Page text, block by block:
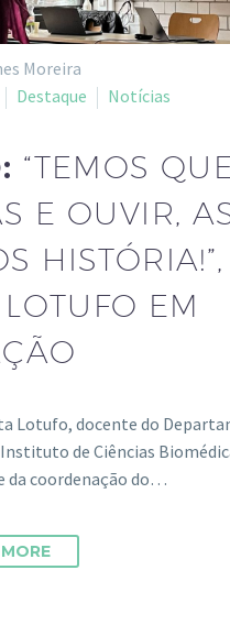
Moreira
Destaque Notícias
“TEMOS
E OUVIR,
EM
Lotufo, docente do
de Ciências
da coordenação do…